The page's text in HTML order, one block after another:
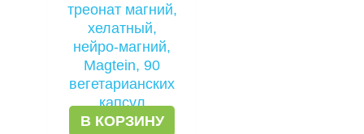
В КОРЗИНУ